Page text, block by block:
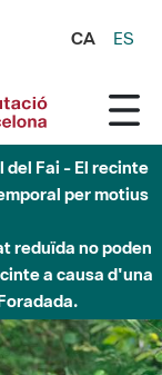
CA ES
del Fai - El recinte
per motius
reduïda no poden
a causa d'una